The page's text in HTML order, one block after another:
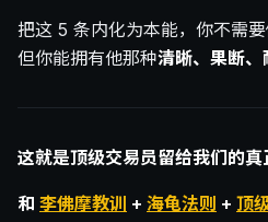
把这 5 条内化为本能，你不需要
但你能拥有他那种清晰、果断、
这就是顶级交易员留给我们的真
和 李佛摩教训 + 海龟法则 + 顶